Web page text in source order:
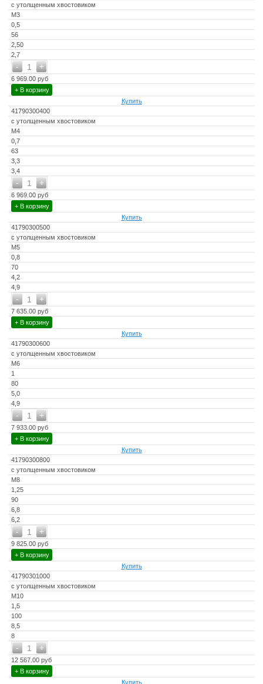
с утолщенным хвостовиком
M3
0,5
56
2,50
2,7
+
- 1
6 969.00 руб
+ В корзину
Купить
41790300400
с утолщенным хвостовиком
M4
0,7
63
3,3
3,4
+
- 1
6 969.00 руб
+ В корзину
Купить
41790300500
с утолщенным хвостовиком
M5
0,8
70
4,2
4,9
+
- 1
7 635.00 руб
+ В корзину
Купить
41790300600
с утолщенным хвостовиком
M6
1
80
5,0
4,9
+
- 1
7 933.00 руб
+ В корзину
Купить
41790300800
с утолщенным хвостовиком
M8
1,25
90
6,8
6,2
+
- 1
9 825.00 руб
+ В корзину
Купить
41790301000
с утолщенным хвостовиком
M10
1,5
100
8,5
8
+
- 1
12 567.00 руб
+ В корзину
Купить